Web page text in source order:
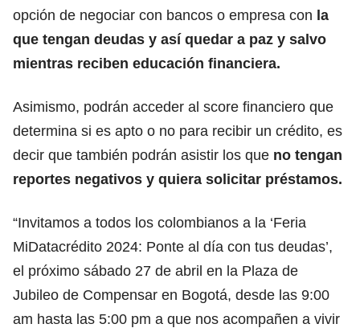
opción de negociar con bancos o empresa con la
que tengan deudas y así quedar a paz y salvo
mientras reciben educación financiera.
Asimismo, podrán acceder al score financiero que
determina si es apto o no para recibir un crédito, es
decir que también podrán asistir los que no tengan
reportes negativos y quiera solicitar préstamos.
“Invitamos a todos los colombianos a la ‘Feria
MiDatacrédito 2024: Ponte al día con tus deudas’,
el próximo sábado 27 de abril en la Plaza de
Jubileo de Compensar en Bogotá, desde las 9:00
am hasta las 5:00 pm a que nos acompañen a vivir